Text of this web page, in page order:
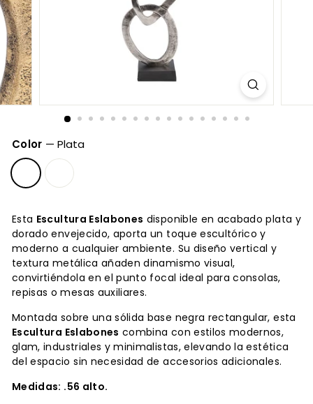
Color —Plata
Esta Escultura Eslabones disponible en acabado plata y
dorado envejecido, aporta un toque escultórico y
moderno a cualquier ambiente. Su diseño vertical y
textura metálica añaden dinamismo visual,
convirtiéndola en el punto focal ideal para consolas,
repisas o mesas auxiliares.
Montada sobre una sólida base negra rectangular, esta
Escultura Eslabones combina con estilos modernos,
glam, industriales y minimalistas, elevando la estética
del espacio sin necesidad de accesorios adicionales.
Medidas: .56 alto.